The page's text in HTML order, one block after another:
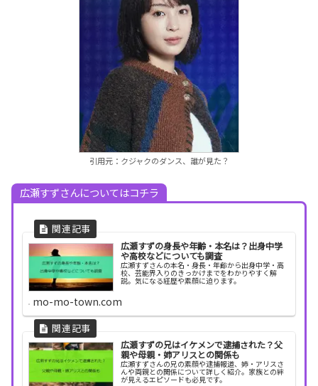
引用元：クジャクのダンス、誰が見た？
広瀬すずさんについてはコチラ
広瀬すずの身長や年齢・本名は？出身中学
や高校などについても調査
広瀬すずさんの本名・身長・年齢から出身中学・高
校、芸能界入りのきっかけまでをわかりやすく解
説。気になる経歴や素顔に迫ります。
mo-mo-town.com
広瀬すずの兄はイケメンで逮捕された？父
親や母親・姉アリスとの関係も
広瀬すずさんの兄の素顔や逮捕報道、姉・アリスさ
んや両親との関係について詳しく紹介。家族との絆
が見えるエピソードも必見です。